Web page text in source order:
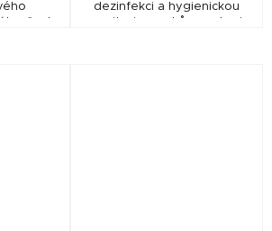
dezinfekci a hygienickou